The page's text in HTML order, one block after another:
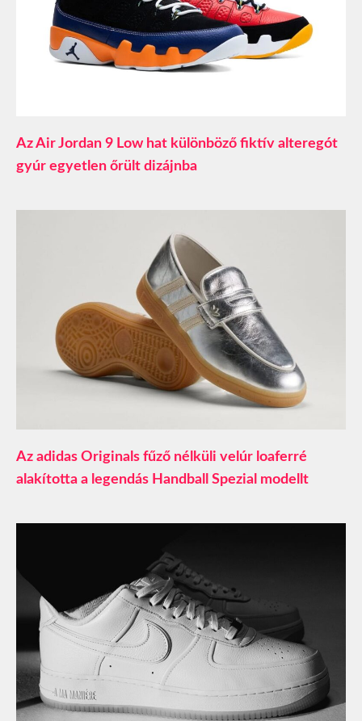
Az Air Jordan 9 Low hat különböző fiktív alteregót
gyúr egyetlen őrült dizájnba
Az adidas Originals fűző nélküli velúr loaferré
alakította a legendás Handball Spezial modellt